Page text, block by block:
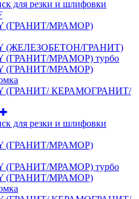
для резки и шлифовки
(ГРАНИТ/МРАМОР)
(ЖЕЛЕЗОБЕТОН/ГРАНИТ)
(ГРАНИТ/МРАМОР) турбо
(ГРАНИТ/МРАМОР)
(ГРАНИТ/ КЕРАМОГРАНИТ/
для резки и шлифовки
(ГРАНИТ/МРАМОР)
(ГРАНИТ/МРАМОР) турбо
(ГРАНИТ/МРАМОР)